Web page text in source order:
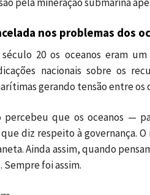
nos problemas dos
20 os oceanos eram
nacionais sobre os
gerando tensão entre os
percebeu que os oceanos —
diz respeito à governança.
Ainda assim, quando
foi assim.